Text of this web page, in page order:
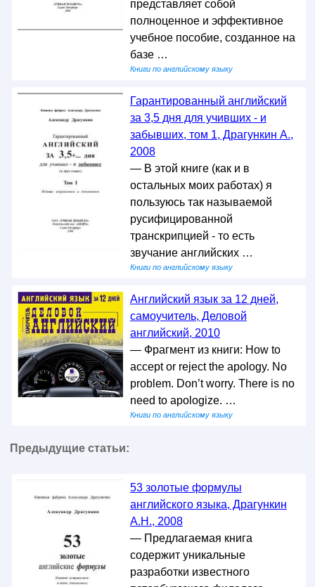
представляет собой
полноценное и эффективное
учебное пособие, созданное на
базе …
Книги по английскому языку
Гарантированный английский
за 3,5 дня для учивших - и
забывших, том 1, Драгункин А.,
2008
— В этой книге (как и в
остальных моих работах) я
пользуюсь так называемой
русифицированной
транскрипцией - то есть
звучание английских …
Книги по английскому языку
Английский язык за 12 дней,
самоучитель, Деловой
английский, 2010
— Фрагмент из книги: How to
accept or reject the apology. No
problem. Don’t worry. There is no
need to apologize. …
Книги по английскому языку
Предыдущие статьи:
53 золотые формулы
английского языка, Драгункин
А.Н., 2008
— Предлагаемая книга
содержит уникальные
разработки известного